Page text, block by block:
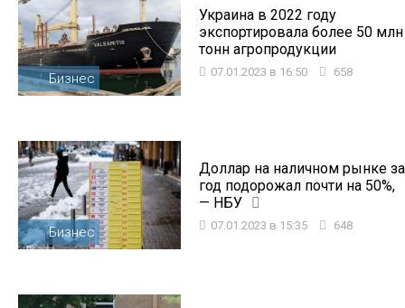
Бизнес
Украина в 2022 году
экспортировала более 50 млн
тонн агропродукции
07.01.2023 в 16:50 658
Бизнес
Доллар на наличном рынке за
год подорожал почти на 50%,
— НБУ
07.01.2023 в 15:35 648